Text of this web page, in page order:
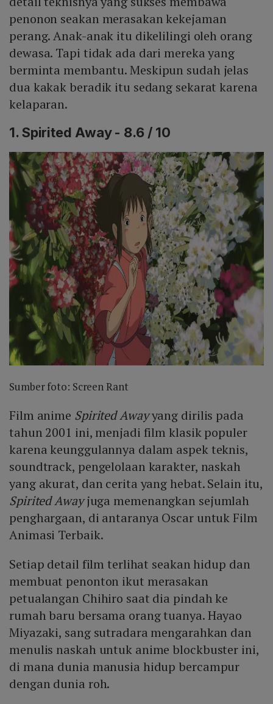
penonon seakan merasakan kekejaman
perang. Anak-anak itu dikelilingi oleh orang
dewasa. Tapi tidak ada dari mereka yang
berminta membantu. Meskipun sudah jelas
dua kakak beradik itu sedang sekarat karena
kelaparan.
1. Spirited Away - 8.6 / 10
Sumber foto: Screen Rant
Film anime Spirited Awayyang dirilis pada
tahun 2001 ini, menjadi film klasik populer
karena keunggulannya dalam aspek teknis,
soundtrack, pengelolaan karakter, naskah
yang akurat, dan cerita yang hebat. Selain itu,
Spirited Awayjuga memenangkan sejumlah
penghargaan, di antaranya Oscar untuk Film
Animasi Terbaik.
Setiap detail film terlihat seakan hidup dan
membuat penonton ikut merasakan
petualangan Chihiro saat dia pindah ke
rumah baru bersama orang tuanya. Hayao
Miyazaki, sang sutradara mengarahkan dan
menulis naskah untuk anime blockbuster ini,
di mana dunia manusia hidup bercampur
dengan dunia roh.